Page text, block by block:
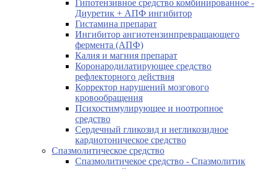
Гипотензивное средство комбинированное -
Диуретик + АПФ ингибитор
Гистамина препарат
Ингибитор ангиотензинпревращающего
фермента (АПФ)
Калия и магния препарат
Коронародилатирующее средство
рефлекторного действия
Корректор нарушений мозгового
кровообращения
Психостимулирующее и ноотропное
средство
Сердечный гликозид и негликозидное
кардиотоническое средство
Спазмолитическое средство
Спазмолитичекое средство - Спазмолитик